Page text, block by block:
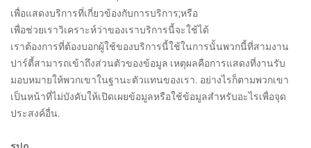
เพื่อแสดงบริการที่เกี่ยวข้องกับการบริการ;หรือ
เพื่อช่วยเราวิเคราะห์ว่าของเราบริการนี้จะใช้ได้
เราต้องการที่ต้องบอกผู้ใช้ของบริการนี้ใช้ในการนั้นพวกนี้ที่สามงาน
ปาร์ตี้สามารถเข้าถึงส่วนตัวของข้อมูล เหตุผลคือการแสดงที่งานรับ
มอบหมายให้พวกเขาในฐานะตัวแทนของเรา. อย่างไรก็ตามพวกเขา
เป็นหน้าที่ไม่บังคับให้เปิดเผยข้อมูลหรือใช้ข้อมูลสำหรับอะไรเพื่อจุด
ประสงค์อื่น.